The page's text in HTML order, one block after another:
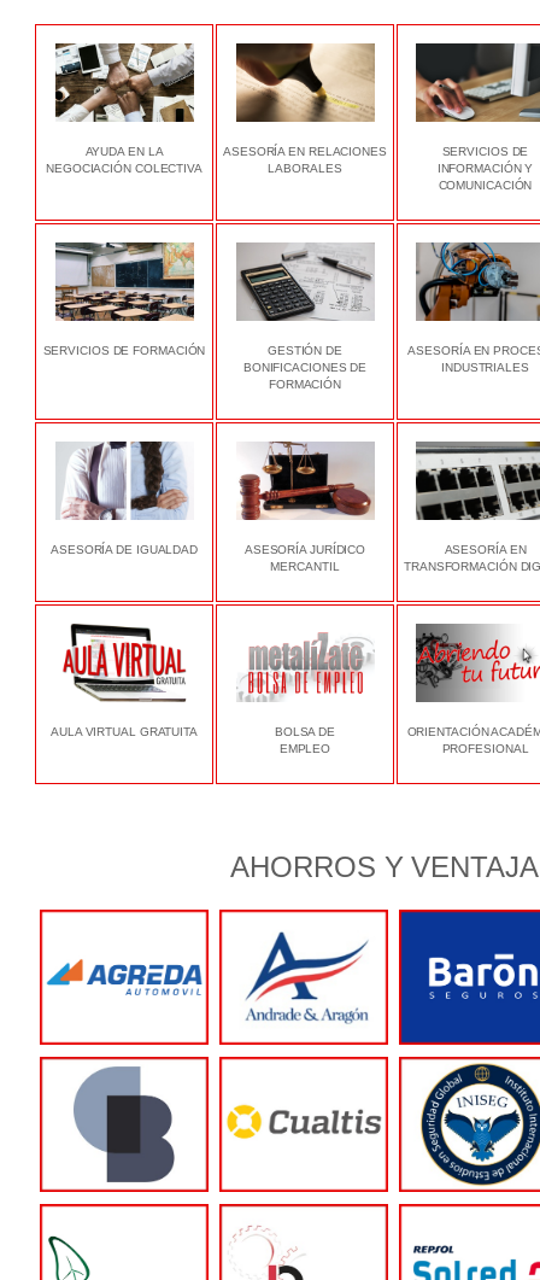
AYUDA EN LA
NEGOCIACIÓN COLECTIVA
ASESORÍA EN RELACIONES
LABORALES
SERVICIOS DE
INFORMACIÓN Y
COMUNICACIÓN
SERVICIOS DE FORMACIÓN
GESTIÓN DE
BONIFICACIONES DE
FORMACIÓN
ASESORÍA EN
INDUSTRIALES
ASESORÍA DE IGUALDAD
ASESORÍA JURÍDICO
MERCANTIL
ASESORÍA EN
TRANSFORMACIÓN
AULA VIRTUAL GRATUITA
BOLSA DE
EMPLEO
ORIENTACIÓN
PROFESIONAL
AHORROS Y